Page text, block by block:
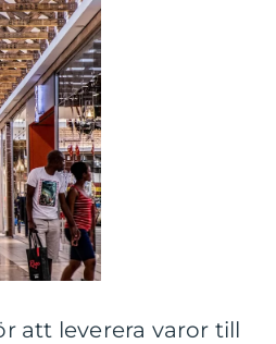
att leverera varor till